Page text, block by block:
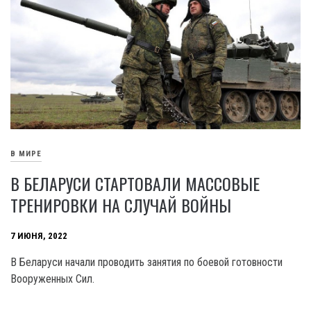
В МИРЕ
В БЕЛАРУСИ СТАРТОВАЛИ МАССОВЫЕ
ТРЕНИРОВКИ НА СЛУЧАЙ ВОЙНЫ
7 ИЮНЯ, 2022
В Беларуси начали проводить занятия по боевой готовности
Вооруженных Сил.